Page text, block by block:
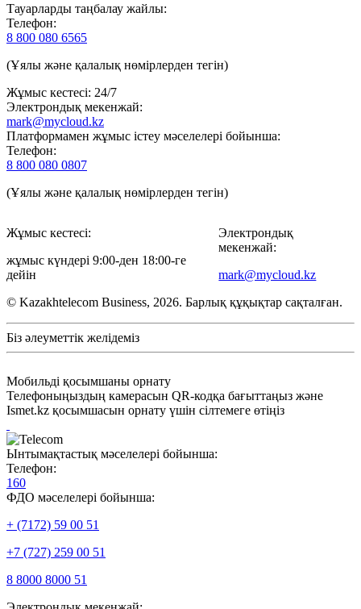
Тауарларды таңбалау жайлы:
Телефон:
8 800 080 6565
(Ұялы және қалалық нөмірлерден тегін)
Жұмыс кестесі: 24/7
Электрондық мекенжай:
mark@mycloud.kz
Платформамен жұмыс істеу мәселелері бойынша:
Телефон:
8 800 080 0807
(Ұялы және қалалық нөмірлерден тегін)
Жұмыс кестесі:
жұмыс күндері 9:00-ден 18:00-ге
дейін
Электрондық
мекенжай:
mark@mycloud.kz
© Kazakhtelecom Business, 2026. Барлық құқықтар сақталған.
Біз әлеуметтік желідеміз
Мобильді қосымшаны орнату
Телефоныңыздың камерасын QR-кодқа бағыттаңыз және
Ismet.kz қосымшасын орнату үшін сілтемеге өтіңіз
Ынтымақтастық мәселелері бойынша:
Телефон:
160
ФДО мәселелері бойынша:
+ (7172) 59 00 51
+7 (727) 259 00 51
8 8000 8000 51